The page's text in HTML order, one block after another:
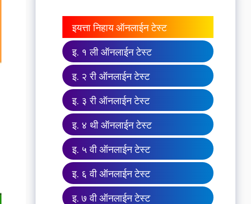
इयत्ता निहाय ऑनलाईन टेस्ट
इ. १ ली ऑनलाईन टेस्ट
इ. २ री ऑनलाईन टेस्ट
इ. ३ री ऑनलाईन टेस्ट
इ. ४ थी ऑनलाईन टेस्ट
इ. ५ वी ऑनलाईन टेस्ट
इ. ६ वी ऑनलाईन टेस्ट
इ. ७ वी ऑनलाईन टेस्ट